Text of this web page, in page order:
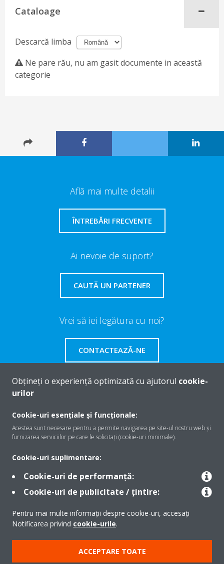
Cataloage
Descarcă limba
Ne pare rău, nu am gasit documente in această
categorie
Află mai multe detalii
ÎNTREBĂRI FRECVENTE
Ai nevoie de suport?
CAUTĂ UN PARTENER
Vrei să iei legătura cu noi?
CONTACTEAZĂ-NE
Despre Daikin
Contact
Produse
Copyright © Daikin
Obțineți o experiență optimizată cu ajutorul cookie-
urilor
Cookie-uri esențiale și funcționale:
Acestea sunt necesare pentru a permite navigarea pe site-ul nostru web și
furnizarea serviciilor pe care le solicitați (cookie-uri minimale).
Cookie-uri suplimentare:
Cookie-uri de performanță:
Cookie-uri de publicitate / țintire:
Pentru mai multe informații despre cookie-uri, accesați
Notificarea privind cookie-urile.
ACCEPTARE TOATE